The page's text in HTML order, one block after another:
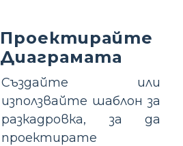
Проектирайте
Диаграмата
Създайте или
използвайте шаблон за
разкадровка, за да
проектирате